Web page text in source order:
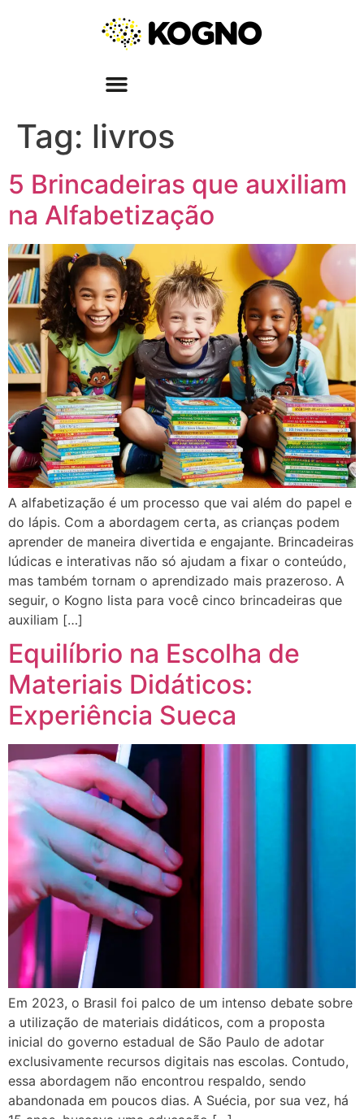
Tag: livros
5 Brincadeiras que auxiliam
na Alfabetização
A alfabetização é um processo que vai além do papel e
do lápis. Com a abordagem certa, as crianças podem
aprender de maneira divertida e engajante. Brincadeiras
lúdicas e interativas não só ajudam a fixar o conteúdo,
mas também tornam o aprendizado mais prazeroso. A
seguir, o Kogno lista para você cinco brincadeiras que
auxiliam […]
Equilíbrio na Escolha de
Materiais Didáticos:
Experiência Sueca
Em 2023, o Brasil foi palco de um intenso debate sobre
a utilização de materiais didáticos, com a proposta
inicial do governo estadual de São Paulo de adotar
exclusivamente recursos digitais nas escolas. Contudo,
essa abordagem não encontrou respaldo, sendo
abandonada em poucos dias. A Suécia, por sua vez, há